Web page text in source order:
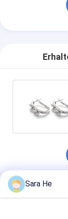
Empfohlene
Sara He